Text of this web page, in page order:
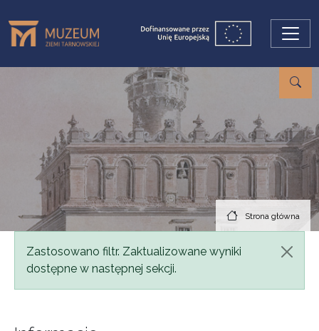
Strona główna
Komunikat
Zastosowano filtr. Zaktualizowane wyniki
dostępne w następnej sekcji.